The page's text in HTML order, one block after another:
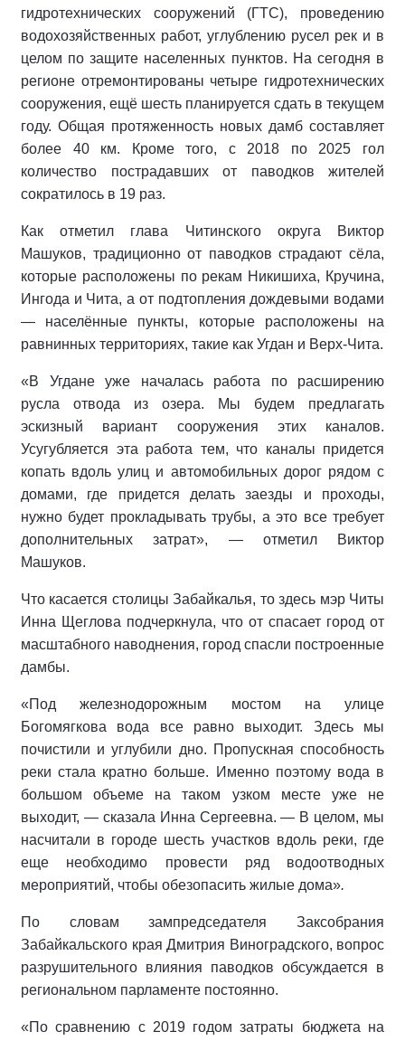
гидротехнических сооружений (ГТС), проведению
водохозяйственных работ, углублению русел рек и в
целом по защите населенных пунктов. На сегодня в
регионе отремонтированы четыре гидротехнических
сооружения, ещё шесть планируется сдать в текущем
году. Общая протяженность новых дамб составляет
более 40 км. Кроме того, с 2018 по 2025 гол
количество пострадавших от паводков жителей
сократилось в 19 раз.
Как отметил глава Читинского округа Виктор
Машуков, традиционно от паводков страдают сёла,
которые расположены по рекам Никишиха, Кручина,
Ингода и Чита, а от подтопления дождевыми водами
— населённые пункты, которые расположены на
равнинных территориях, такие как Угдан и Верх-Чита.
«В Угдане уже началась работа по расширению
русла отвода из озера. Мы будем предлагать
эскизный вариант сооружения этих каналов.
Усугубляется эта работа тем, что каналы придется
копать вдоль улиц и автомобильных дорог рядом с
домами, где придется делать заезды и проходы,
нужно будет прокладывать трубы, а это все требует
дополнительных затрат», — отметил Виктор
Машуков.
Что касается столицы Забайкалья, то здесь мэр Читы
Инна Щеглова подчеркнула, что от спасает город от
масштабного наводнения, город спасли построенные
дамбы.
«Под железнодорожным мостом на улице
Богомягкова вода все равно выходит. Здесь мы
почистили и углубили дно. Пропускная способность
реки стала кратно больше. Именно поэтому вода в
большом объеме на таком узком месте уже не
выходит, — сказала Инна Сергеевна. — В целом, мы
насчитали в городе шесть участков вдоль реки, где
еще необходимо провести ряд водоотводных
мероприятий, чтобы обезопасить жилые дома».
По словам зампредседателя Заксобрания
Забайкальского края Дмитрия Виноградского, вопрос
разрушительного влияния паводков обсуждается в
региональном парламенте постоянно.
«По сравнению с 2019 годом затраты бюджета на